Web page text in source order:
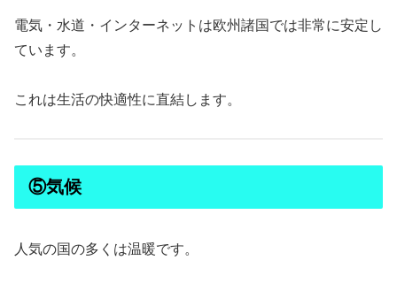
電気・水道・インターネットは欧州諸国では非常に安定し
ています。
これは生活の快適性に直結します。
⑤気候
人気の国の多くは温暖です。